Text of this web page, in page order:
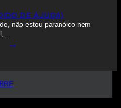
DE AJUDA)
não estou paranóico nem
→